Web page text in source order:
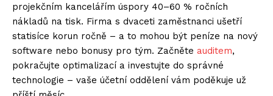
projekčním kancelářím úspory 40–60 % ročních
nákladů na tisk. Firma s dvaceti zaměstnanci ušetří
statisíce korun ročně – a to mohou být peníze na nový
software nebo bonusy pro tým. Začněte auditem,
pokračujte optimalizací a investujte do správné
technologie – vaše účetní oddělení vám poděkuje už